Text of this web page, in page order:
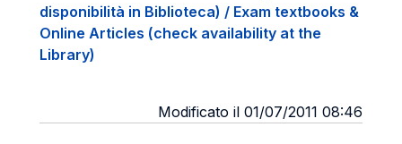
disponibilità in Biblioteca) / Exam textbooks &
Online Articles (check availability at the
Library)
Modificato il 01/07/2011 08:46